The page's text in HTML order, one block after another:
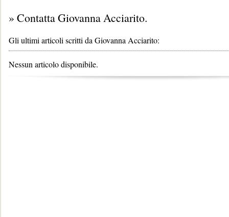
» Contatta Giovanna Acciarito.
Gli ultimi articoli scritti da Giovanna Acciarito:
Nessun articolo disponibile.